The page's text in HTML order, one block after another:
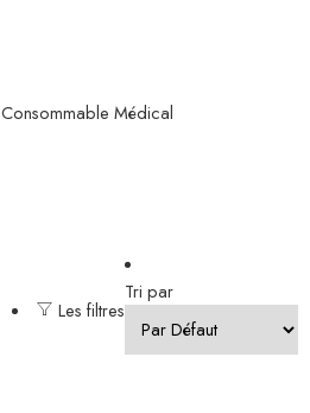
Consommable Médical
Les filtres
Tri par